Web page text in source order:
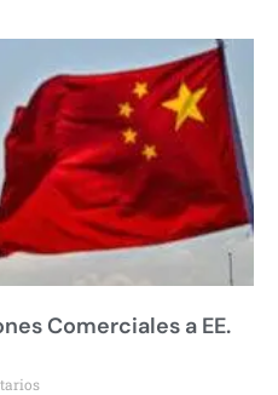
Comerciales a EE.